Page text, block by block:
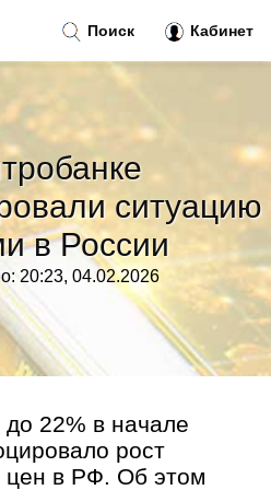
ситуацию
в России
20:23, 04.02.2026
22% в начале
рост
цен в РФ. Об этом
Поиск Кабинет